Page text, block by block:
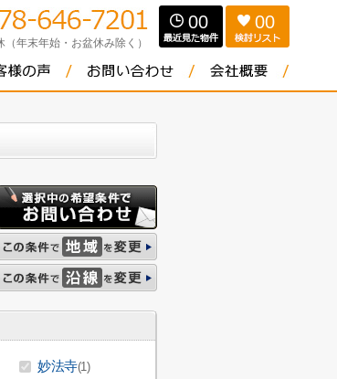
（年末年始・お盆休み除く）
00 00
妙法寺(1)